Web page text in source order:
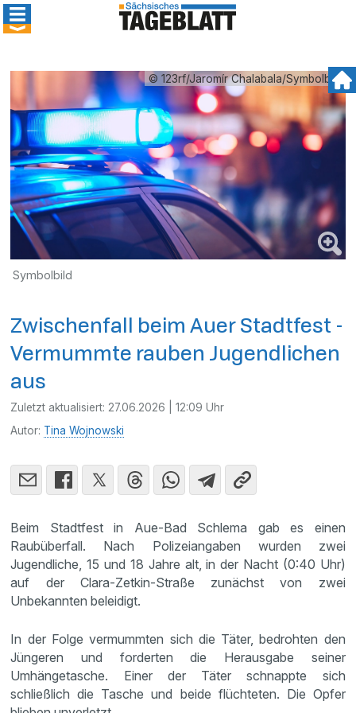
© 123rf/Jaromír Chalabala/Symbolbild
Symbolbild
Zwischenfall beim Auer Stadtfest -
Vermummte rauben Jugendlichen
aus
Zuletzt aktualisiert: 27.06.2026 | 12:09 Uhr
Autor: Tina Wojnowski
Beim Stadtfest in Aue-Bad Schlema gab es einen
Raubüberfall. Nach Polizeiangaben wurden zwei
Jugendliche, 15 und 18 Jahre alt, in der Nacht (0:40 Uhr)
auf der Clara-Zetkin-Straße zunächst von zwei
Unbekannten beleidigt.
In der Folge vermummten sich die Täter, bedrohten den
Jüngeren und forderten die Herausgabe seiner
Umhängetasche. Einer der Täter schnappte sich
schließlich die Tasche und beide flüchteten. Die Opfer